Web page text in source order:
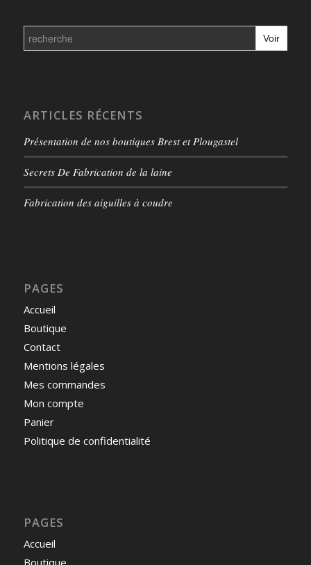
Search
for:
ARTICLES RÉCENTS
Présentation de nos boutiques Brest et Plougastel
Secrets De Fabrication de la laine
Fabrication des aiguilles à coudre
PAGES
Accueil
Boutique
Contact
Mentions légales
Mes commandes
Mon compte
Panier
Politique de confidentialité
PAGES
Accueil
Boutique